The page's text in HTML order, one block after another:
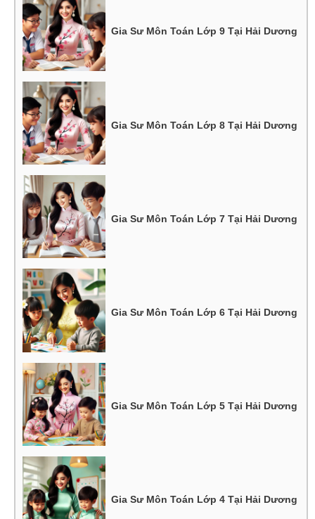
Gia Sư Môn Toán Lớp 9 Tại Hải Dương
Gia Sư Môn Toán Lớp 8 Tại Hải Dương
Gia Sư Môn Toán Lớp 7 Tại Hải Dương
Gia Sư Môn Toán Lớp 6 Tại Hải Dương
Gia Sư Môn Toán Lớp 5 Tại Hải Dương
Gia Sư Môn Toán Lớp 4 Tại Hải Dương